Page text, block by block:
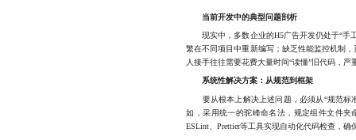
当前开发中的典型问题剖析
现实中，多数企业的H5广告开发仍处于“手工
繁在不同项目中重新编写；缺乏性能监控机制
人接手往往需要花费大量时间“读懂”旧代码，
系统性解决方案：从规范到框架
要从根本上解决上述问题，必须从“规范标
如，采用统一的驼峰命名法，规定组件文件夹
ESLint、Prettier等工具实现自动化代码检查，确